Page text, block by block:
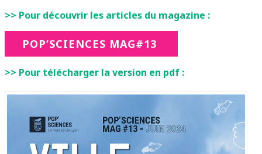
>> Pour découvrir les articles du magazine :
POP’SCIENCES MAG#13
>> Pour télécharger la version en pdf :